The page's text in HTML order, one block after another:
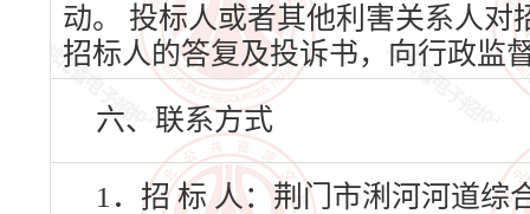
动。 投标人或者其他利害关系人
招标人的答复及投诉书，向行政监
六、联系方式
1．招 标 人：荆门市浰河河道综